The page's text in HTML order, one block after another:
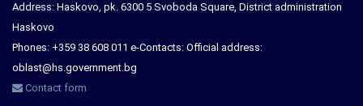
Address: Haskovo, pk. 6300 5 Svoboda Square, District administration
Haskovo
Phones: +359 38 608 011 e-Contacts: Official address:
oblast@hs.government.bg
Contact form